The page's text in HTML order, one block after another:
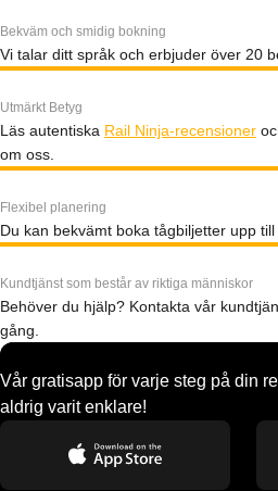
Bekväm och smidig bokning
Vi talar ditt språk och erbjuder över 20
Utmärkt Betyg
Läs autentiska Rail Ninja-recensioner
om oss.
Flexibel planering
Du kan bekvämt boka tågbiljetter upp
Kundtjänst som består av riktiga människor
Behöver du hjälp? Kontakta vår
gång.
Vår gratisapp för varje steg på din
aldrig varit enklare!